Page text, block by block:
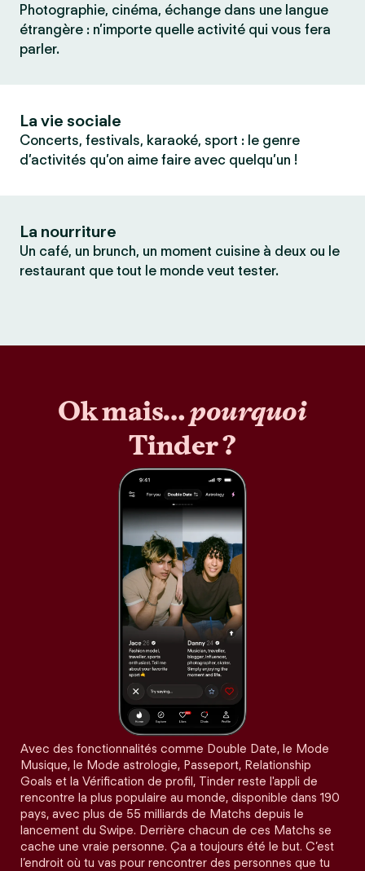
Photographie, cinéma, échange dans une langue
étrangère : n’importe quelle activité qui vous fera
parler.
La vie sociale
Concerts, festivals, karaoké, sport : le genre
d’activités qu’on aime faire avec quelqu’un !
La nourriture
Un café, un brunch, un moment cuisine à deux ou le
restaurant que tout le monde veut tester.
Ok mais…pourquoi
Tinder ?
Avec des fonctionnalités comme Double Date, le Mode
Musique, le Mode astrologie, Passeport, Relationship
Goals et la Vérification de profil, Tinder reste l'appli de
rencontre la plus populaire au monde, disponible dans 190
pays, avec plus de 55 milliards de Matchs depuis le
lancement du Swipe. Derrière chacun de ces Matchs se
cache une vraie personne. Ça a toujours été le but. C’est
l’endroit où tu vas pour rencontrer des personnes que tu